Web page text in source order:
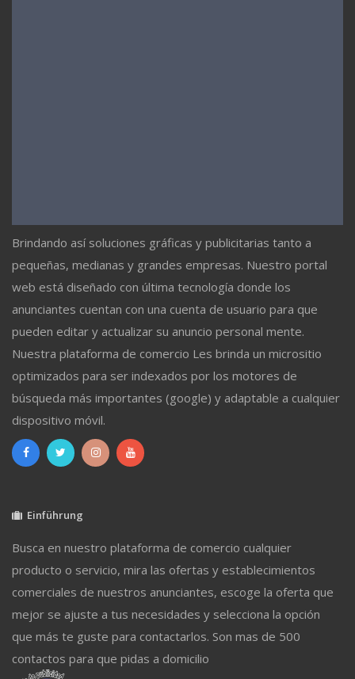
Brindando así soluciones gráficas y publicitarias tanto a
pequeñas, medianas y grandes empresas. Nuestro portal
web está diseñado con última tecnología donde los
anunciantes cuentan con una cuenta de usuario para que
pueden editar y actualizar su anuncio personal mente.
Nuestra plataforma de comercio Les brinda un micrositio
optimizados para ser indexados por los motores de
búsqueda más importantes (google) y adaptable a cualquier
dispositivo móvil.
Einführung
Busca en nuestro plataforma de comercio cualquier
producto o servicio, mira las ofertas y establecimientos
comerciales de nuestros anunciantes, escoge la oferta que
mejor se ajuste a tus necesidades y selecciona la opción
que más te guste para contactarlos. Son mas de 500
contactos para que pidas a domicilio